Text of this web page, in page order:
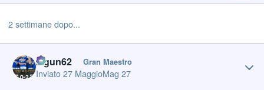
2 settimane dopo...
Iagun62 Gran Maestro
Inviato27 MaggioMag 27